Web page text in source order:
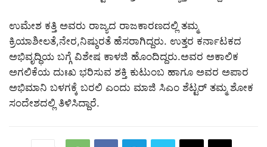
ಉಮೇಶ ಕತ್ತಿ ಅವರು ರಾಜ್ಯದ ರಾಜಕಾರಣದಲ್ಲಿ ತಮ್ಮ
ಕ್ರಿಯಾಶೀಲತೆ,ನೇರ,ನಿಷ್ಠುರತೆ ಹೆಸರಾಗಿದ್ದರು. ಉತ್ತರ ಕರ್ನಾಟಕದ
ಅಭಿವೃದ್ಧಿಯ ಬಗ್ಗೆ ವಿಶೇಷ ಕಾಳಜಿ ಹೊಂದಿದ್ದರು.ಅವರ ಅಕಾಲಿಕ
ಅಗಲಿಕೆಯ ದುಃಖ‌ ಭರಿಸುವ ಶಕ್ತಿ ಕುಟುಂಬ ಹಾಗೂ ಅವರ ಅಪಾರ
ಅಭಿಮಾನಿ ಬಳಗಕ್ಕೆ ಬರಲಿ ಎಂದು ಮಾಜಿ ಸಿಎಂ ಶೆಟ್ಟರ್ ತಮ್ಮ ಶೋಕ
ಸಂದೇಶದಲ್ಲಿ ತಿಳಿಸಿದ್ದಾರೆ.